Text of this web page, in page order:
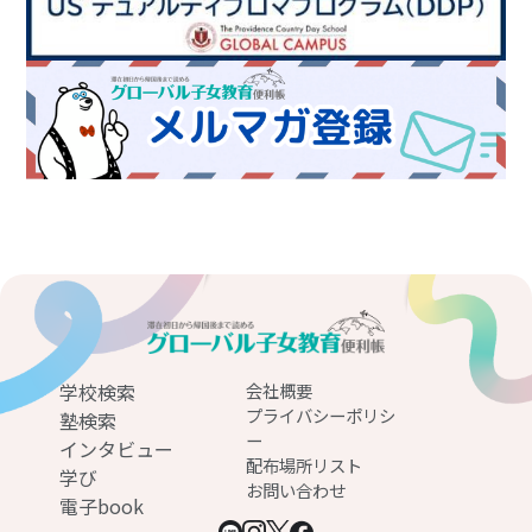
学校検索
塾検索
インタビュー
学び
電子book
会社概要
プライバシーポリシ
ー
配布場所リスト
お問い合わせ